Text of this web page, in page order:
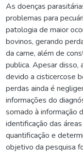
As doenças
problemas para
patologia de maior
bovinos, gerando
da carne, além de
publica. Apesar disso,
devido a cisticercose
perdas ainda é
informações do
somado à informação
identificação das
quantificação e
objetivo da pesquisa